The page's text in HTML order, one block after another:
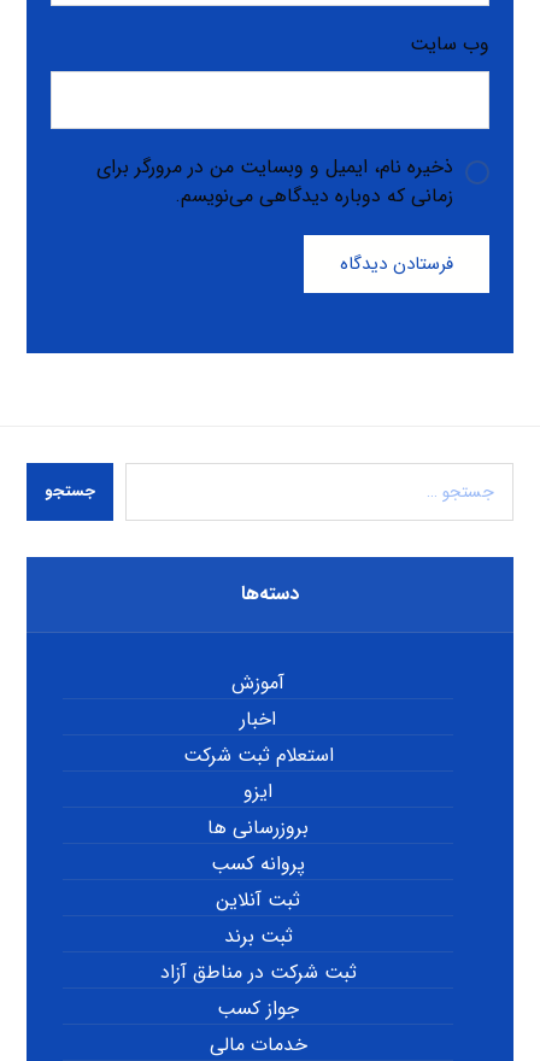
وب‌ سایت
ذخیره نام، ایمیل و وبسایت من در مرورگر برای
زمانی که دوباره دیدگاهی می‌نویسم.
فرستادن دیدگاه
جستجو
دسته‌ها
آموزش
اخبار
استعلام ثبت شرکت
ایزو
بروزرسانی ها
پروانه کسب
ثبت آنلاین
ثبت برند
ثبت شرکت در مناطق آزاد
جواز کسب
خدمات مالی